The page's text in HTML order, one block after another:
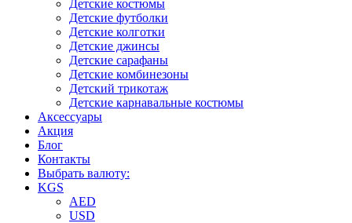
Детские костюмы
Детские футболки
Детские колготки
Детские джинсы
Детские сарафаны
Детские комбинезоны
Детский трикотаж
Детские карнавальные костюмы
Аксессуары
Акция
Блог
Контакты
Выбрать валюту:
KGS
AED
USD